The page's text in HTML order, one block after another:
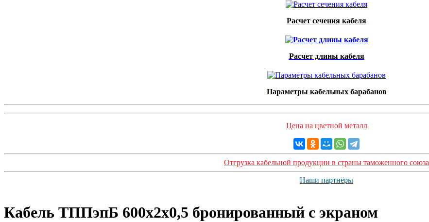
Расчет сечения кабеля
Расчет длины кабеля
Параметры кабельных барабанов
Цена на цветной металл
Отгрузка кабельной продукции в страны таможенного союза
Наши партнёры
Кабель ТППэпБ 600x2x0,5 бронированный с экраном